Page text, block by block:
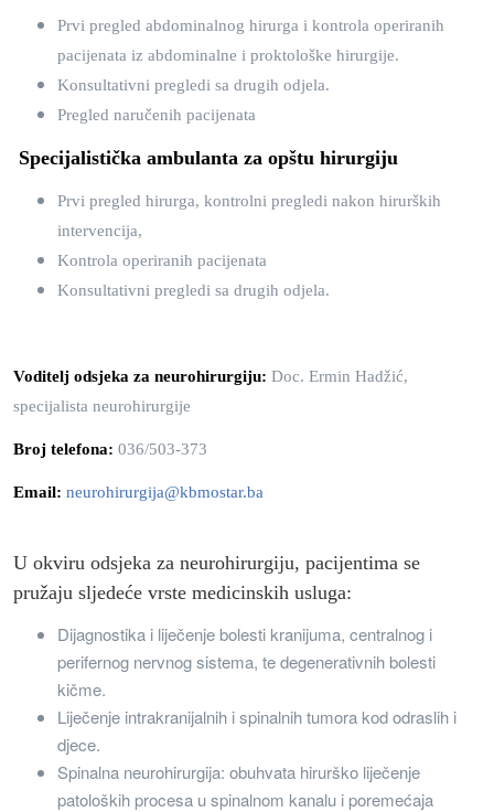
Prvi pregled abdominalnog hirurga i kontrola operiranih
pacijenata iz abdominalne i proktološke hirurgije.
Konsultativni pregledi sa drugih odjela.
Pregled naručenih pacijenata
Specijalistička ambulanta za opštu hirurgiju
Prvi pregled hirurga, kontrolni pregledi nakon hirurških
intervencija,
Kontrola operiranih pacijenata
Konsultativni pregledi sa drugih odjela.
Voditelj odsjeka za neurohirurgiju: Doc. Ermin Hadžić,
specijalista neurohirurgije
Broj telefona: 036/503-373
Email: neurohirurgija@kbmostar.ba
U okviru odsjeka za neurohirurgiju, pacijentima se
pružaju sljedeće vrste medicinskih usluga:
Dijagnostika i liječenje bolesti kranijuma, centralnog i
perifernog nervnog sistema, te degenerativnih bolesti
kičme.
Liječenje intrakranijalnih i spinalnih tumora kod odraslih i
djece.
Spinalna neurohirurgija: obuhvata hirurško liječenje
patoloških procesa u spinalnom kanalu i poremećaja